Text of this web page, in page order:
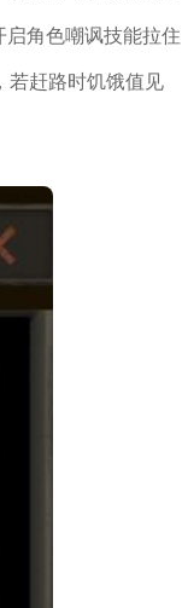
角色嘲讽技能拉住
若赶路时饥饿值见